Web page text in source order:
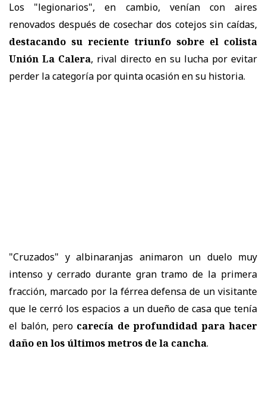
Los "legionarios", en cambio, venían con aires
renovados después de cosechar dos cotejos sin caídas,
destacando su reciente triunfo sobre el colista
Unión La Calera, rival directo en su lucha por evitar
perder la categoría por quinta ocasión en su historia.
"Cruzados" y albinaranjas animaron un duelo muy
intenso y cerrado durante gran tramo de la primera
fracción, marcado por la férrea defensa de un visitante
que le cerró los espacios a un dueño de casa que tenía
el balón, pero carecía de profundidad para hacer
daño en los últimos metros de la cancha.